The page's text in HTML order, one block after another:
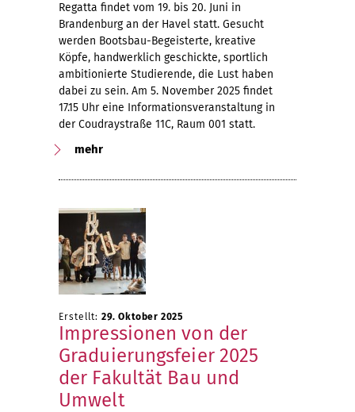
Regatta findet vom 19. bis 20. Juni in
Brandenburg an der Havel statt. Gesucht
werden Bootsbau-Begeisterte, kreative
Köpfe, handwerklich geschickte, sportlich
ambitionierte Studierende, die Lust haben
dabei zu sein. Am 5. November 2025 findet
17.15 Uhr eine Informationsveranstaltung in
der Coudraystraße 11C, Raum 001 statt.
mehr
Erstellt: 29. Oktober 2025
Impressionen von der
Graduierungsfeier 2025
der Fakultät Bau und
Umwelt